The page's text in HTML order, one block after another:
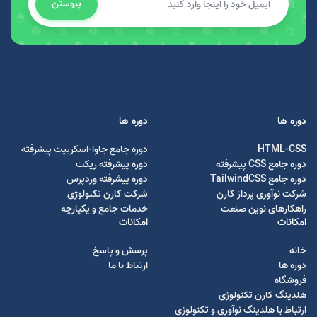
پیوستن
دوره ها
HTML-CSS
دوره جامع CSS پیشرفته
دوره جامع TailwindCSS
شرکت نوآوری پرداز کارن
راهکارهای نوین صنعت
دوره ها
دوره جامع جاوا-اسکریپت پیشرفته
دوره پیشرفته ریکت
دوره پیشرفته وردپرس
شرکت کارن تکنولوژی
خدمات جامع و یکپارچه
امکانات
خانه
دوره ها
فروشگاه
هلدینگ کارن تکنولوژی
ارتباط با هلدینگ نوآوری و تکنولوژی
امکانات
پرسش و پاسخ
ارتباط با ما